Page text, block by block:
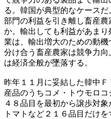
る。韓国が典型的なケース
部門の利益を引き離し畜産
か。輸出しても利益があま
業は、輸出増大のための動
分け合う畜産農家は競争力
は経済全般が墜落する。
昨年１１月に妥結した韓中
産品のうちコメ・トウモロ
４８品目を最初から譲歩対
トマトなど２１６品目だけ